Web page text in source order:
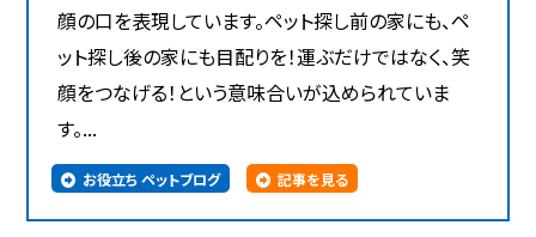
顔の口を表現しています。ペット探し前の家にも、ペ
ット探し後の家にも目配りを！運ぶだけではなく、笑
顔をつなげる！という意味合いが込められていま
す。...
お役立ち ペットブログ 記事を見る